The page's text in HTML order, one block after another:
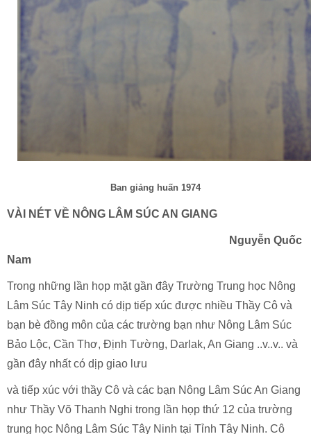
Ban giảng huấn 1974
VÀI NÉT VỀ NÔNG LÂM SÚC AN GIANG
Nguyễn Quốc
Nam
Trong những lần họp mặt gần đây Trường Trung học Nông
Lâm Súc Tây Ninh có dịp tiếp xúc được nhiều Thầy Cô và
bạn bè đồng môn của các trường bạn như Nông Lâm Súc
Bảo Lộc, Cần Thơ, Định Tường, Darlak, An Giang ..v..v.. và
gần đây nhất có dịp giao lưu
và tiếp xúc với thầy Cô và các bạn Nông Lâm Súc An Giang
như Thầy Võ Thanh Nghi trong lần họp thứ 12 của trường
trung học Nông Lâm Súc Tây Ninh tại Tỉnh Tây Ninh. Cô